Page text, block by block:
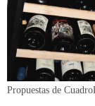
Propuestas de